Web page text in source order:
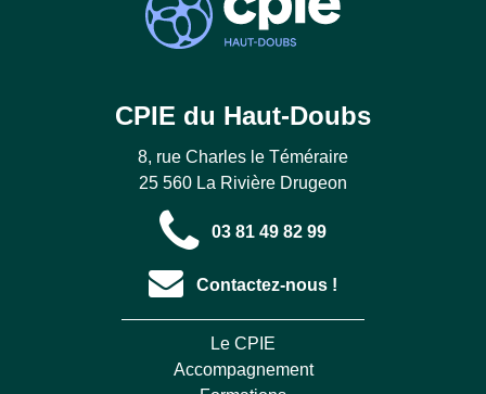
CPIE du Haut-Doubs
8, rue Charles le Téméraire
25 560 La Rivière Drugeon
03 81 49 82 99
Contactez-nous !
Le CPIE
Accompagnement